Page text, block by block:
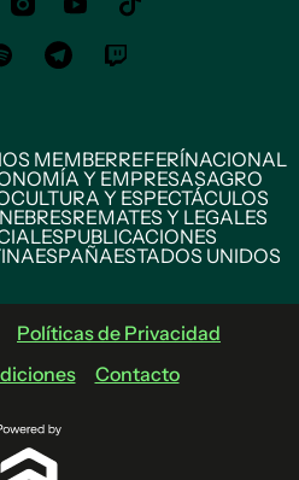
MEMBERREFERÍNACIONAL
Y EMPRESASAGRO
CULTURA Y ESPECTÁCULOS
REMATES Y LEGALES
PUBLICACIONES
ESPAÑAESTADOS UNIDOS
Políticas de Privacidad
Contacto